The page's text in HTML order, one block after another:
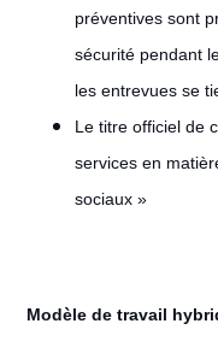
préventives sont
sécurité pendant
les entrevues se
Le titre officiel de
services en
sociaux »
Modèle de travail